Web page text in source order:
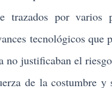
trazados por varios
tecnológicos que
no justificaban el
de la costumbre y